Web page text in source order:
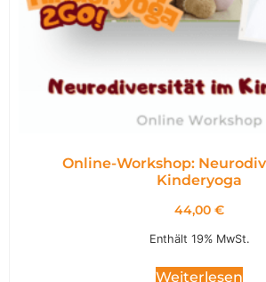
Online-Workshop:
Kinderyoga
44,00 €
Enthält 19% MwSt.
Weiterlesen